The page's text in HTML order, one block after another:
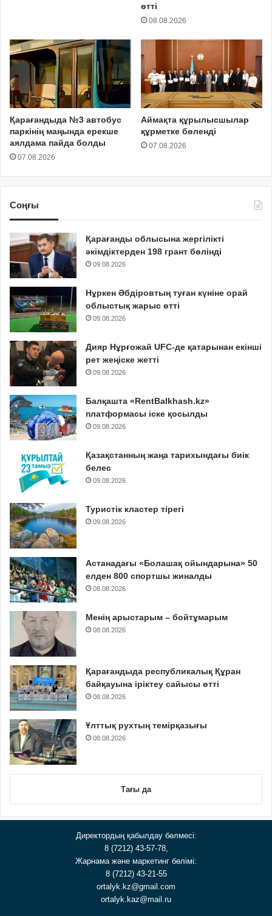
өтті
08.08.2026
Қарағандыда №3 автобус
паркінің маңында ерекше
аялдама пайда болды
07.08.2026
Аймақта құрылысшылар
құрметке бөленді
07.08.2026
Соңғы
Қарағанды облысына жергілікті
әкімдіктерден 198 грант бөлінді
09.08.2026
Нұркен Әбдіровтың туған күніне орай
облыстық жарыс өтті
09.08.2026
Дияр Нұрғожай UFC-де қатарынан екінші
рет жеңіске жетті
09.08.2026
Балқашта «RentBalkhash.kz»
платформасы іске қосылды
09.08.2026
Қазақстанның жаңа тарихындағы биік
белес
09.08.2026
Туристік кластер тірегі
09.08.2026
Астанадағы «Болашақ ойындарына» 50
елден 800 спортшы жиналды
08.08.2026
Менің арыстарым – бойтұмарым
08.08.2026
Қарағандыда республикалық Құран
байқауына іріктеу сайысы өтті
08.08.2026
Ұлттық рухтың темірқазығы
08.08.2026
Тағы да
Директордың қабылдау бөлмесі:
8 (7212) 43-57-78,
Жарнама және маркетинг бөлімі:
8 (7212) 43-21-55
ortalyk.kz@gmail.com
ortalyk.kaz@mail.ru